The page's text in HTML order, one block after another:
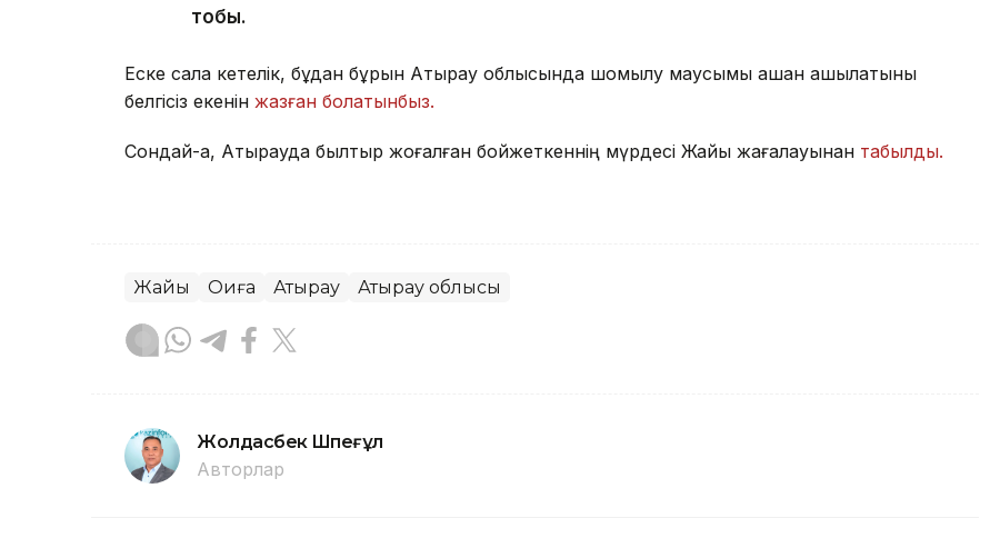
тобы.
Еске сала кетелік, бұдан бұрын Атырау облысында шомылу маусымы қашан ашылатыны
белгісіз екенін жазған болатынбыз.
Сондай-ақ, Атырауда былтыр жоғалған бойжеткеннің мүрдесі Жайық жағалауынан табылды.
Жайық Оқиға Атырау Атырау облысы
Жолдасбек Шөпеғұл
Авторлар